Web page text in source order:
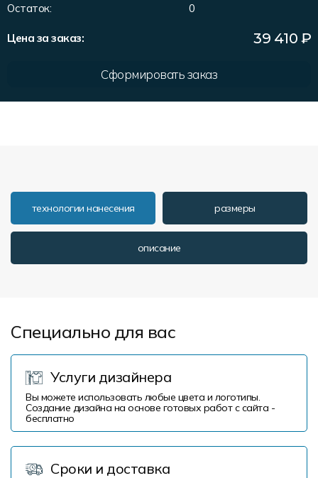
Остаток: 0
Цена за заказ: 39 410 ₽
Сформировать заказ
технологии нанесения размеры
описание
Специально для вас
Услуги дизайнера
Вы можете использовать любые цвета и логотипы.
Создание дизайна на основе готовых работ с сайта -
бесплатно
Сроки и доставка